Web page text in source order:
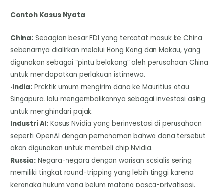
Contoh Kasus Nyata
China: Sebagian besar FDI yang tercatat masuk ke China
sebenarnya dialirkan melalui Hong Kong dan Makau, yang
digunakan sebagai “pintu belakang” oleh perusahaan China
untuk mendapatkan perlakuan istimewa.
·India: Praktik umum mengirim dana ke Mauritius atau
Singapura, lalu mengembalikannya sebagai investasi asing
untuk menghindari pajak.
Industri AI: Kasus Nvidia yang berinvestasi di perusahaan
seperti OpenAI dengan pemahaman bahwa dana tersebut
akan digunakan untuk membeli chip Nvidia.
Russia: Negara-negara dengan warisan sosialis sering
memiliki tingkat round-tripping yang lebih tinggi karena
kerangka hukum yang belum matang pasca-privatisasi.